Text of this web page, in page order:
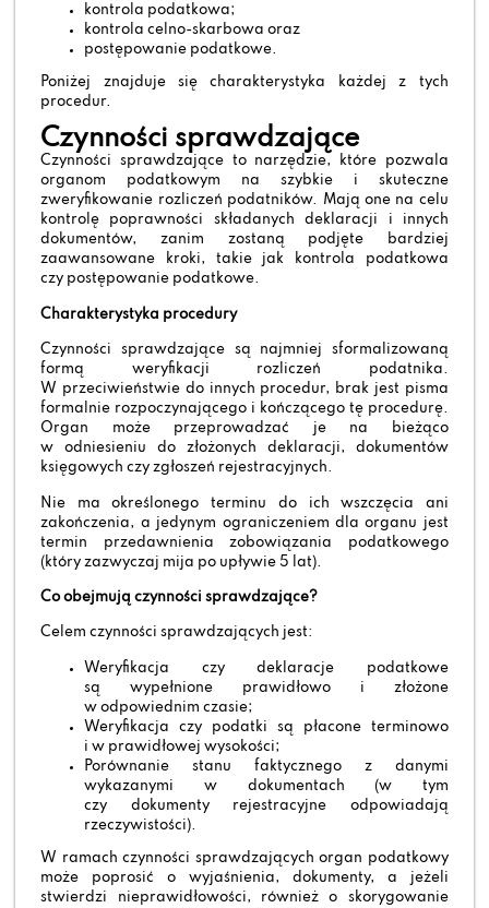
kontrola podatkowa;
kontrola celno-skarbowa oraz
postępowanie podatkowe.
Poniżej znajduje się charakterystyka każdej z tych
procedur.
Czynności sprawdzające
Czynności sprawdzające to narzędzie, które pozwala
organom podatkowym na szybkie i skuteczne
zweryfikowanie rozliczeń podatników. Mają one na celu
kontrolę poprawności składanych deklaracji i innych
dokumentów, zanim zostaną podjęte bardziej
zaawansowane kroki, takie jak kontrola podatkowa
czy postępowanie podatkowe.
Charakterystyka procedury
Czynności sprawdzające są najmniej sformalizowaną
formą weryfikacji rozliczeń podatnika.
W przeciwieństwie do innych procedur, brak jest pisma
formalnie rozpoczynającego i kończącego tę procedurę.
Organ może przeprowadzać je na bieżąco
w odniesieniu do złożonych deklaracji, dokumentów
księgowych czy zgłoszeń rejestracyjnych.
Nie ma określonego terminu do ich wszczęcia ani
zakończenia, a jedynym ograniczeniem dla organu jest
termin przedawnienia zobowiązania podatkowego
(który zazwyczaj mija po upływie 5 lat).
Co obejmują czynności sprawdzające?
Celem czynności sprawdzających jest:
Weryfikacja czy deklaracje podatkowe
są wypełnione prawidłowo i złożone
w odpowiednim czasie;
Weryfikacja czy podatki są płacone terminowo
i w prawidłowej wysokości;
Porównanie stanu faktycznego z danymi
wykazanymi w dokumentach (w tym
czy dokumenty rejestracyjne odpowiadają
rzeczywistości).
W ramach czynności sprawdzających organ podatkowy
może poprosić o wyjaśnienia, dokumenty, a jeżeli
stwierdzi nieprawidłowości, również o skorygowanie